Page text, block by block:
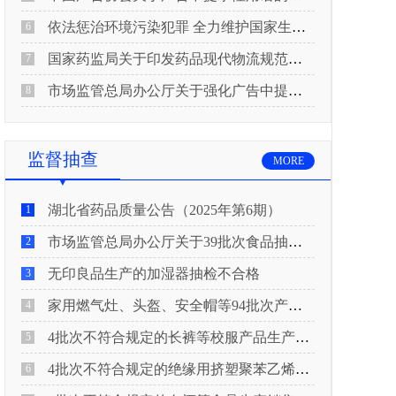
6 依法惩治环境污染犯罪 全力维护国家生态安全 “两高”公布《关于修改〈最高人民法院、最高人民检察院关于办理环境污染刑事案件适用法律若干问题的解释〉的决定》
7 国家药监局关于印发药品现代物流规范化建设指导意见的通知
8 市场监管总局办公厅关于强化广告中提示性用语监管工作的通知
监督抽查 MORE
1 湖北省药品质量公告（2025年第6期）
2 市场监管总局办公厅关于39批次食品抽检不合格情况的通报
3 无印良品生产的加湿器抽检不合格
4 家用燃气灶、头盔、安全帽等94批次产品抽查不合格！
5 4批次不符合规定的长裤等校服产品生产销售企业被济南市市场监管局通报！
6 4批次不符合规定的绝缘用挤塑聚苯乙烯泡沫板（XPS）等产品生产销售企业被广元市市场监督管理局通报！